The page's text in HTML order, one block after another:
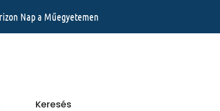
Nap a Műegyetemen
Keresés